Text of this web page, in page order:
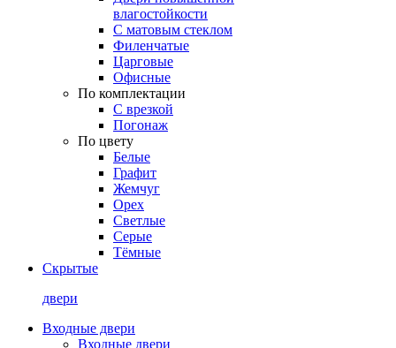
влагостойкости
С матовым стеклом
Филенчатые
Царговые
Офисные
По комплектации
С врезкой
Погонаж
По цвету
Белые
Графит
Жемчуг
Орех
Светлые
Серые
Тёмные
Скрытые
двери
Входные двери
Входные двери